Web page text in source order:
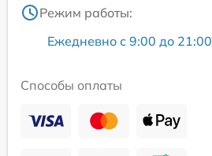
Режим работы:
Ежедневно с 9:00 до 21:00
Способы оплаты